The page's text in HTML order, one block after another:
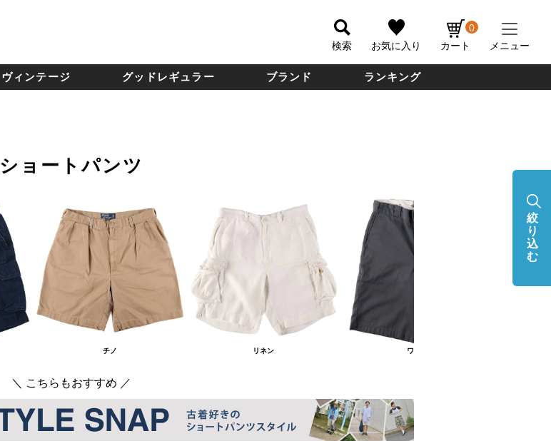
検索 お気に入り カート
0
メニュー
ヴィンテージ グッドレギュラー ブランド ランキング
ショートパンツ
チノ リネン ワーク
＼ こちらもおすすめ ／
絞
り
込
む